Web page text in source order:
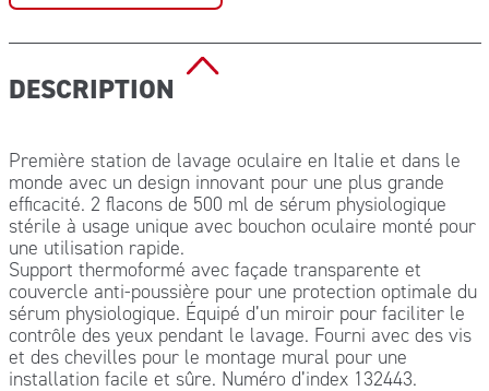
DESCRIPTION
Première station de lavage oculaire en Italie et dans le
monde avec un design innovant pour une plus grande
efficacité. 2 flacons de 500 ml de sérum physiologique
stérile à usage unique avec bouchon oculaire monté pour
une utilisation rapide.
Support thermoformé avec façade transparente et
couvercle anti-poussière pour une protection optimale du
sérum physiologique. Équipé d’un miroir pour faciliter le
contrôle des yeux pendant le lavage. Fourni avec des vis
et des chevilles pour le montage mural pour une
installation facile et sûre. Numéro d’index 132443.